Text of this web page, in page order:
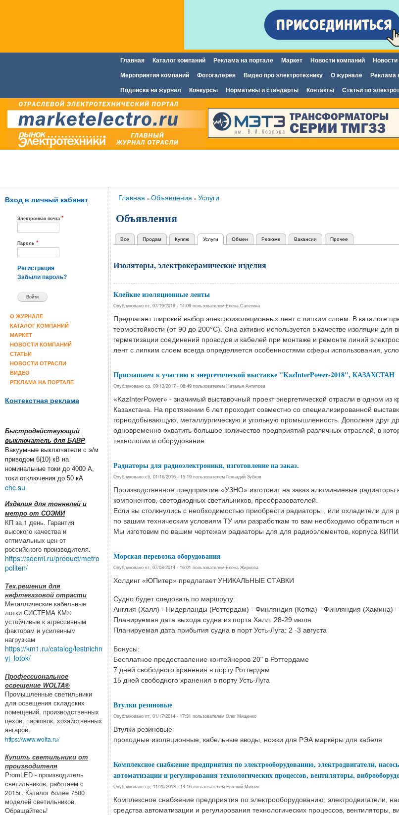
содержанию
Главное меню
Главная Каталог компаний Реклама на портале Маркет Новости компаний
Мероприятия компаний Фотогалерея Видео про электротехнику О журнале Реклама
Подписка на журнал Конкурсы Нормативы и стандарты Контакты Статьи по
Вход в личный кабинет
Электронная почта *
Пароль *
Регистрация
Забыли пароль?
О ЖУРНАЛЕ
КАТАЛОГ КОМПАНИЙ
МАРКЕТ
НОВОСТИ КОМПАНИЙ
СТАТЬИ
НОВОСТИ ОТРАСЛИ
ВИДЕО
РЕКЛАМА НА ПОРТАЛЕ
Контекстная реклама
Быстродействующий
выключатель для БАВР
Вакуумные выключатели с э/м
приводом 6(10) кВ на
номинальные токи до 4000 А,
токи отключения до 50 кА
chc.su
Изделия для тоннелей и
метро от СОЭМИ
КП за 1 день. Гарантия
высокого качества и
оптимальных цен от
российского производителя.
https://soemi.ru/product/metro
politen/
Тех.решения для
нефтегазовой отрасти
Металлические кабельные
лотки СИСТЕМА КМ®
устойчивые к агрессивным
факторам и усиленным
нагрузкам
https://km1.ru/catalog/lestnichn
yj_lotok/
Профессиональное
освещение WOLTA®
Промышленные светильники
для освещения складских
помещений, производственных
цехов, парковок, хозяйственных
ангаров.
https://www.wolta.ru/
Купить светильники от
производителя
PromLED - производитель
светильников, работаем с
2015г. Каталог более 7500
моделей светильников.
Обращайтесь!
Вы здесь
Главная » Объявления » Услуги
Объявления
Главные вкладки
Все Продам Куплю Услуги (активная вкладка)
Обмен Резюме Вакансии Прочее
Изоляторы, электрокерамические изделия
Клейкие изоляционные ленты
Опубликовано пт, 07/19/2019 - 14:09 пользователем Елена Сапегина
Предлагает широкий выбор электроизоляционных лент с липким слоем. В каталоге
термостойкости (от 90 до 200°С). Она активно используется в качестве изоляции для
герметизации соединений проводов и кабелей при монтаже и ремонте линий
лент с липким слоем всегда определяется особенностями сферы использования,
Приглашаем к участию в энергетической выставке "KazInterPower-2018", КАЗАХСТАН
Опубликовано ср, 09/13/2017 - 08:49 пользователем Наталья Антипова
«KazInterPower» - значимый выставочный проект энергетической отрасли в одном
Казахстана. На протяжении 6 лет проходит совместно со специализированной
горнодобывающую, металлургическую и угольную промышленность. Дополняя друг
одновременно охватить большое количество предприятий различных отраслей, в
технологии и оборудование.
Радиаторы для радиоэлектроники, изготовление на заказ.
Опубликовано сб, 01/16/2016 - 15:19 пользователем Геннадий Зубков
Производственное предприятие «УЗНО» изготовит на заказ алюминиевые радиаторы
компонентов, светодиодных светильников, преобразователей.
Если вы столкнулись с необходимостью приобрести радиаторы , или охладители для
по вашим техническим условиям ТУ или разработкам то вам необходимо обратиться
Мы изготовим по вашим чертежам радиаторы для для радиоэлементов, корпуса
Морская перевозка оборудования
Опубликовано вт, 07/08/2014 - 16:01 пользователем Елена Жиркова
Холдинг «ЮПитер» предлагает УНИКАЛЬНЫЕ СТАВКИ
Судно будет следовать по маршруту:
Англия (Халл) - Нидерланды (Роттердам) - Финляндия (Котка) - Финляндия (Хамина) –
Планируемая дата выхода судна из порта Халл: 28-29 июля
Планируемая дата прибытия судна в порт Усть-Луга: 2 -3 августа
Бонусы:
Бесплатное предоставление контейнеров 20" в Роттердаме
7 дней свободного хранения в порту Роттердам
15 дней свободного хранения в порту Усть-Луга
Втулки резиновые
Опубликовано пт, 01/17/2014 - 17:31 пользователем Олег Мищенко
Втулки резиновые
проходные изоляционные, кабельные вводы, ножки для РЭА маркёры для кабеля
Комплексное снабжение предприятия по электрооборудованию, электродвигатели,
автоматизации и регулирования технологических процессов, вентиляторы,
Опубликовано ср, 11/20/2013 - 14:16 пользователем Евгений Мишин
Комплексное снабжение предприятия по электрооборудованию, электродвигатели,
средства автоматизации и регулирования технологических процессов, вентиляторы,